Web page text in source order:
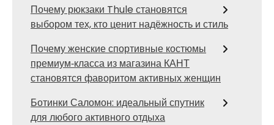
Почему рюкзаки Thule становятся
выбором тех, кто ценит надёжность и стиль
Почему женские спортивные костюмы
премиум‑класса из магазина КАНТ
становятся фаворитом активных женщин
Ботинки Саломон: идеальный спутник
для любого активного отдыха